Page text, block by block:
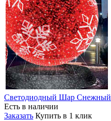
Светодиодный Шар Снежный
Есть в наличии
Заказать Купить в 1 клик